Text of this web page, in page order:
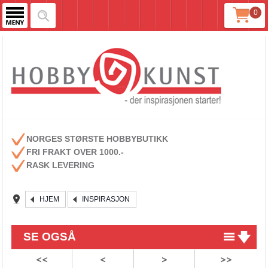
0
NORGES STØRSTE HOBBYBUTIKK
FRI FRAKT OVER 1000.-
RASK LEVERING
HJEM INSPIRASJON
SE OGSÅ
Slik lager du julekuppel med nisser
<< < > >>